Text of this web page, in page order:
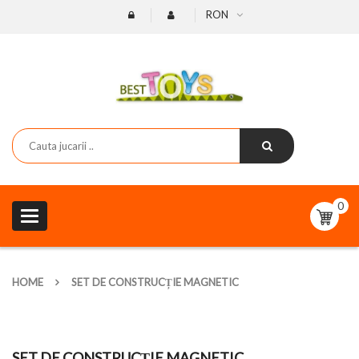
RON
Toggle
navigation
0
HOME SET DE CONSTRUCȚIE MAGNETIC